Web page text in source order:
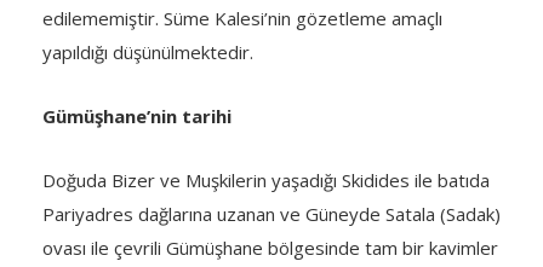
edilememiştir. Süme Kalesi’nin gözetleme amaçlı
yapıldığı düşünülmektedir.
Gümüşhane’nin tarihi
Doğuda Bizer ve Muşkilerin yaşadığı Skidides ile batıda
Pariyadres dağlarına uzanan ve Güneyde Satala (Sadak)
ovası ile çevrili Gümüşhane bölgesinde tam bir kavimler